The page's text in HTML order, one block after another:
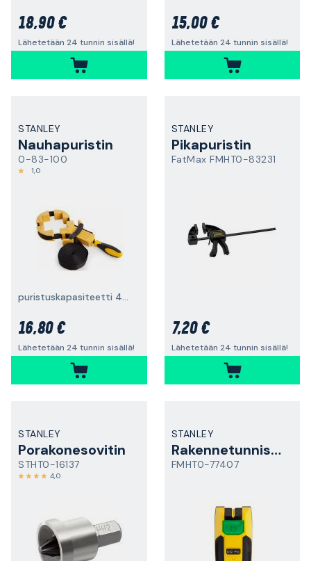
18,90 €
Lähetetään 24 tunnin sisällä!
15,00 €
Lähetetään 24 tunnin sisällä!
STANLEY
Nauhapuristin
0-83-100
1,0
puristuskapasiteetti 450 mm
16,80 €
Lähetetään 24 tunnin sisällä!
STANLEY
Pikapuristin
FatMax FMHT0-83231
7,20 €
Lähetetään 24 tunnin sisällä!
STANLEY
Porakonesovitin
STHT0-16137
4,0
STANLEY
Rakennetunnistin
FMHT0-77407